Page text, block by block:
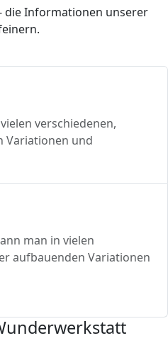
die Informationen unserer
verschiedenen,
Variationen und
man in vielen
aufbauenden Variationen